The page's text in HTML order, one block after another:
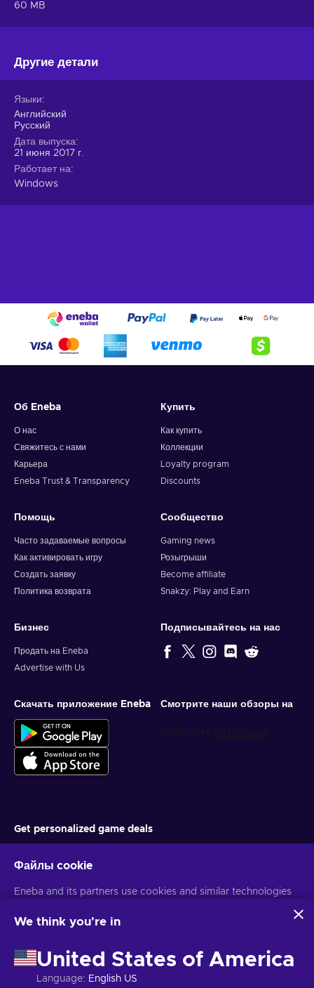
60 MB
Другие детали
Языки
Английский
Русский
Дата выпуска
21 июня 2017 г.
Работает на
Windows
Об Eneba
О нас
Свяжитесь с нами
Карьера
Eneba Trust & Transparency
Купить
Как купить
Коллекции
Loyalty program
Discounts
Помощь
Часто задаваемые вопросы
Как активировать игру
Создать заявку
Политика возврата
Сообщество
Gaming news
Розыгрыши
Become affiliate
Snakzy: Play and Earn
Бизнес
Продать на Eneba
Advertise with Us
Подписывайтесь на нас
Скачать приложение Eneba Смотрите наши обзоры на
Get personalized game deals
information
Файлы cookie
Eneba and its partners use cookies and similar technologies
website. We use this information to enhance content,
may also be used for ads personalization.
By clicking 'Accept all', you consent to the use of these
technologies by Eneba and its partners. You can adjust your
We think you're in
United States of America
Language: English US